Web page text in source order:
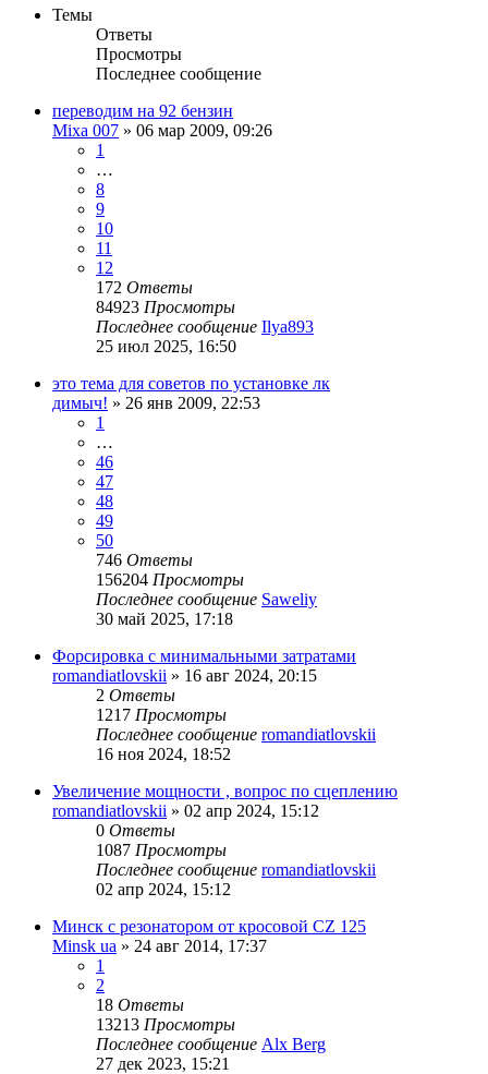
Темы
Ответы
Просмотры
Последнее сообщение
переводим на 92 бензин
Mixa 007 » 06 мар 2009, 09:26
1
…
8
9
10
11
12
172 Ответы
84923 Просмотры
Последнее сообщение Ilya893
25 июл 2025, 16:50
это тема для советов по установке лк
димыч! » 26 янв 2009, 22:53
1
…
46
47
48
49
50
746 Ответы
156204 Просмотры
Последнее сообщение Saweliy
30 май 2025, 17:18
Форсировка с минимальными затратами
romandiatlovskii » 16 авг 2024, 20:15
2 Ответы
1217 Просмотры
Последнее сообщение romandiatlovskii
16 ноя 2024, 18:52
Увеличение мощности , вопрос по сцеплению
romandiatlovskii » 02 апр 2024, 15:12
0 Ответы
1087 Просмотры
Последнее сообщение romandiatlovskii
02 апр 2024, 15:12
Минск с резонатором от кросовой CZ 125
Minsk ua » 24 авг 2014, 17:37
1
2
18 Ответы
13213 Просмотры
Последнее сообщение Alx Berg
27 дек 2023, 15:21